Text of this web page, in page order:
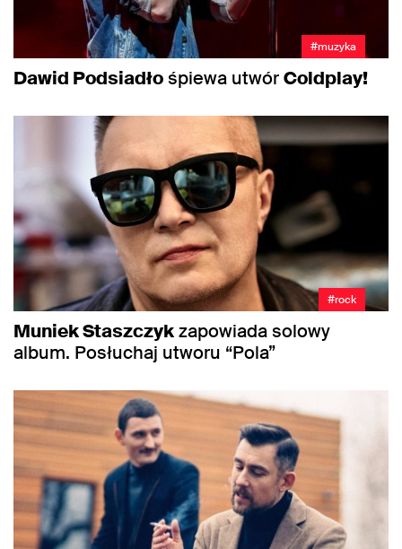
#muzyka
Dawid Podsiadłośpiewa utwórColdplay!
#rock
Muniek Staszczykzapowiada solowy
album. Posłuchaj utworu “Pola”